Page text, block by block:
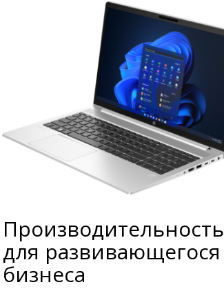
Производительность
для развивающегося
бизнеса